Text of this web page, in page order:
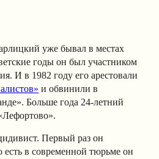
уже бывал в местах
годы он был участником
И в 1982 году его арестовали
и обвинили в
Больше года 24-летний
Первый раз он
есть в современной тюрьме он